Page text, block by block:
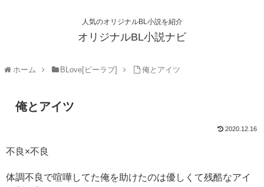
人気のオリジナルBL小説を紹介
オリジナルBL小説ナビ
ホーム BLove[ビーラブ] 俺とアイツ
俺とアイツ
2020.12.16
不良×不良
体調不良で喧嘩してた俺を助けたのは優しくて残酷なアイ